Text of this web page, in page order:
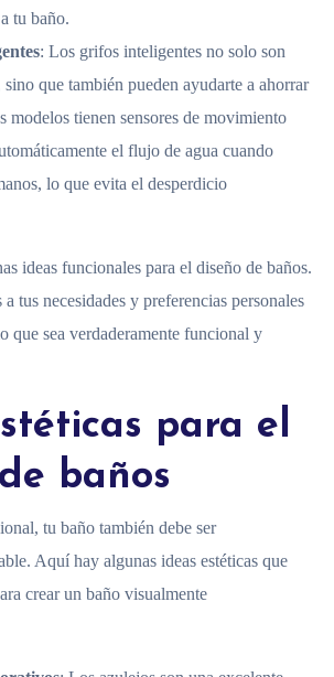
tu baño.
: Los grifos inteligentes no solo son
sino que también pueden ayudarte a ahorrar
modelos tienen sensores de movimiento
el flujo de agua cuando
lo que evita el desperdicio
ideas funcionales para el diseño de baños.
tus necesidades y preferencias personales
que sea verdaderamente funcional y
para el
baños
tu baño también debe ser
Aquí hay algunas ideas estéticas que
crear un baño visualmente